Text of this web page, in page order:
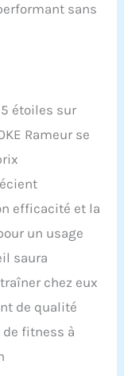
le temps,
le
La
pas,
moelleux
confort
après une
Faites
un
𝘼̀
Grâce à
pré-
%,
sans
étoiles sur
Rameur se
efficacité et la
un usage
saura
chez eux
de qualité
fitness à